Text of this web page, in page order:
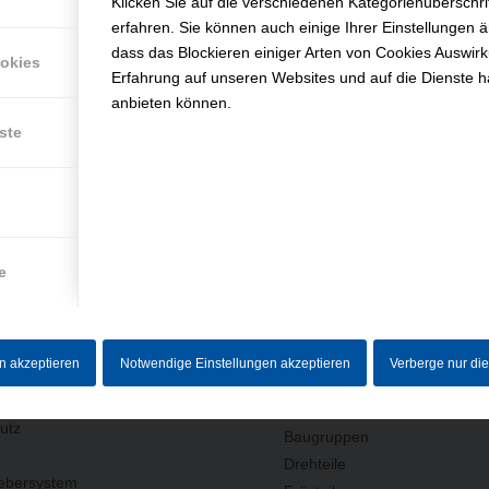
erfahren. Sie können auch einige Ihrer Einstellungen
dass das Blockieren einiger Arten von Cookies
Erfahrung auf unseren Websites und auf die Dienste
anbieten können.
akzeptieren Notwendige Einstellungen akzeptieren Verberge nur
LEISTUNGEN
(AUSWAHL)
Baugruppen
Drehteile